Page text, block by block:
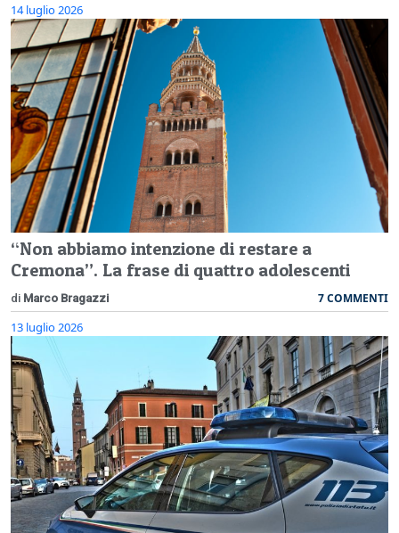
14 luglio 2026
“Non abbiamo intenzione di restare a
Cremona”. La frase di quattro adolescenti
di Marco Bragazzi 7 COMMENTI
13 luglio 2026